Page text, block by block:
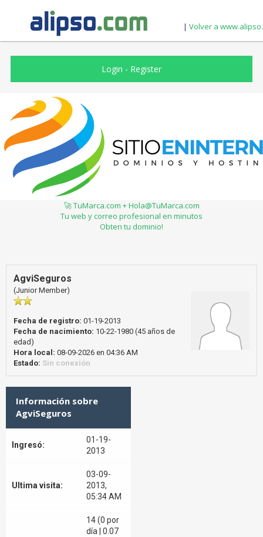
| Volver a
Login - Register
🚀 TuMarca.com + Hola@TuMarca.com
Tu web y correo profesional en minutos
Obten tu dominio!
AgviSeguros
(Junior Member)
Fecha de registro: 01-19-2013
Fecha de nacimiento: 10-22-1980 (45 años de
edad)
Hora local: 08-09-2026 en 04:36 AM
Estado: Sin conexión
Información sobre
AgviSeguros
Ingresó:
01-19-
2013
Ultima visita:
03-09-
2013,
05:34 AM
14 (0 por
día | 0.07